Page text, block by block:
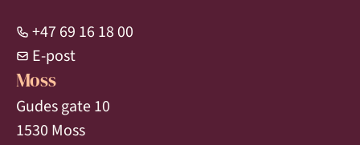
+47 69 16 18 00
E-post
Moss
Gudes gate 10
1530 Moss